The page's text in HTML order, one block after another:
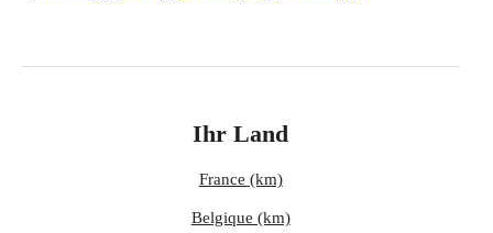
Ihr Land
France (km)
Belgique (km)